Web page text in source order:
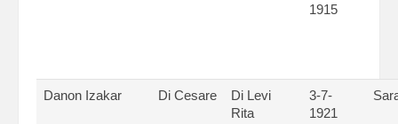
1915
Danon Izakar Di Cesare
Di Levi
Rita
3-7-
1921